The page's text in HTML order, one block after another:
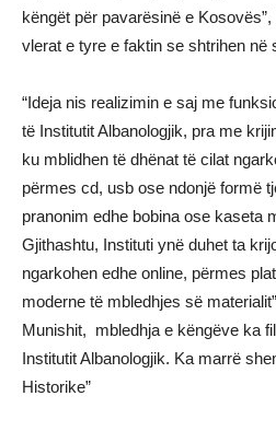
këngët për pavarësinë e
vlerat e tyre e faktin se shtrihen në
“Ideja nis realizimin e saj me
të Institutit Albanologjik, pra me
ku mblidhen të dhënat të cilat
përmes cd, usb ose ndonjë formë
pranonim edhe bobina ose kaseta
Gjithashtu, Instituti ynë duhet ta
ngarkohen edhe online, përmes
moderne të mbledhjes së
Munishit, mbledhja e këngëve ka
Institutit Albanologjik. Ka marrë
Historike”